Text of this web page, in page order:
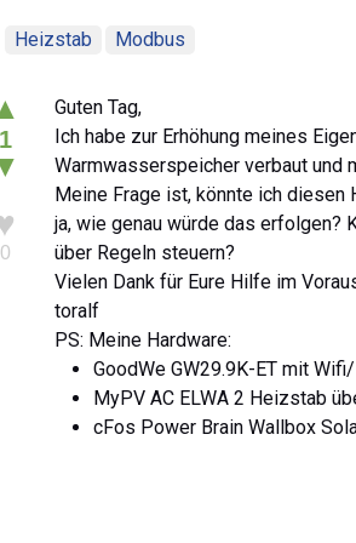
Heizstab Modbus
1
0
Guten Tag,
Ich habe zur Erhöhung meines
Warmwasserspeicher verbaut und
Meine Frage ist, könnte ich diesen
ja, wie genau würde das erfolgen?
über Regeln steuern?
Vielen Dank für Eure Hilfe im
toralf
PS: Meine Hardware:
GoodWe GW29.9K-ET mit
MyPV AC ELWA 2 Heizstab
cFos Power Brain Wallbox